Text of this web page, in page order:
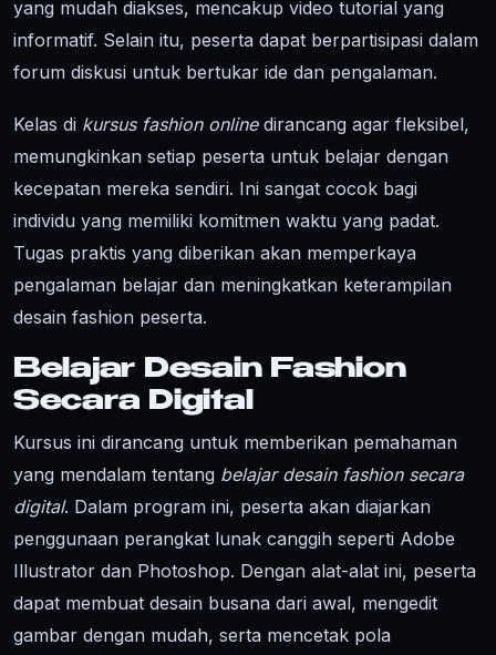
yang mudah diakses, mencakup video tutorial yang
informatif. Selain itu, peserta dapat berpartisipasi dalam
forum diskusi untuk bertukar ide dan pengalaman.
Kelas di kursus fashion onlinedirancang agar fleksibel,
memungkinkan setiap peserta untuk belajar dengan
kecepatan mereka sendiri. Ini sangat cocok bagi
individu yang memiliki komitmen waktu yang padat.
Tugas praktis yang diberikan akan memperkaya
pengalaman belajar dan meningkatkan keterampilan
desain fashion peserta.
Belajar Desain Fashion
Secara Digital
Kursus ini dirancang untuk memberikan pemahaman
yang mendalam tentang belajar desain fashion secara
digital. Dalam program ini, peserta akan diajarkan
penggunaan perangkat lunak canggih seperti Adobe
Illustrator dan Photoshop. Dengan alat-alat ini, peserta
dapat membuat desain busana dari awal, mengedit
gambar dengan mudah, serta mencetak pola